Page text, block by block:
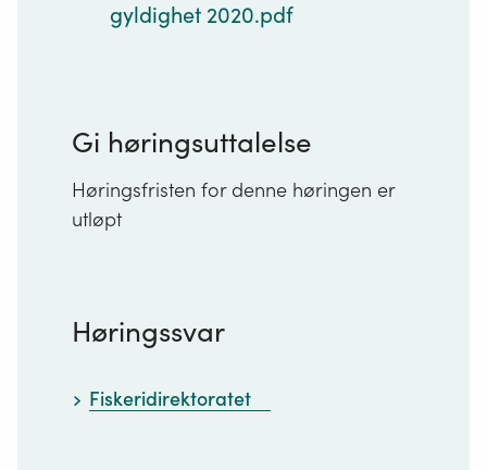
gyldighet 2020.pdf
Gi høringsuttalelse
Høringsfristen for denne høringen er
utløpt
Høringssvar
Fiskeridirektoratet